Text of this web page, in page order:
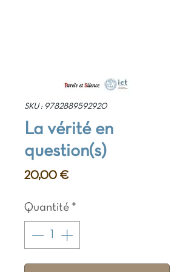
SKU : 9782889592920
La vérité en
question(s)
20,00 €Prix
Quantité *